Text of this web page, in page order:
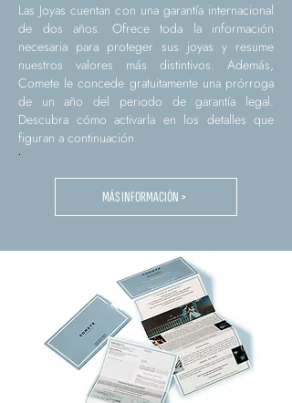
Las Joyas cuentan con una garantía internacional
de dos años. Ofrece toda la información
necesaria para proteger sus joyas y resume
nuestros valores más distintivos. Además,
Comete le concede gratuitamente una prórroga
de un año del periodo de garantía legal.
Descubra cómo activarla en los detalles que
figuran a continuación.
MÁS INFORMACIÓN >